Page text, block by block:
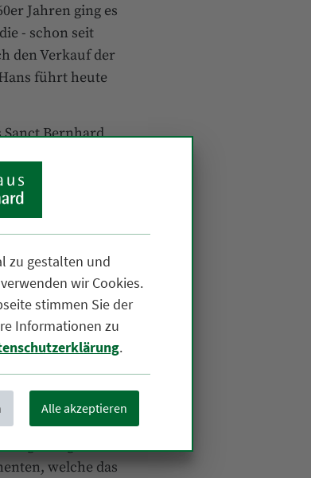
zu gestalten und
wir Cookies.
stimmen Sie der
Informationen zu
.
Alle akzeptieren
Jahren ging es
- schon seit
den Verkauf der
führt heute
Bernhard
Wirkstoffe
der
wie vor 100
Denn neben
Naturheilmittel-,
der Zeit. Neben
ein
und Kunden
und
welche das